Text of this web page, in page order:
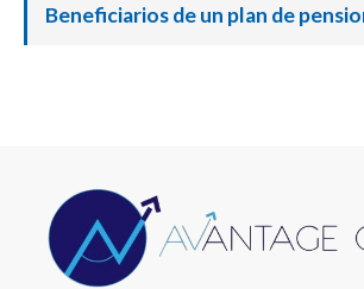
Beneficiarios de un plan de